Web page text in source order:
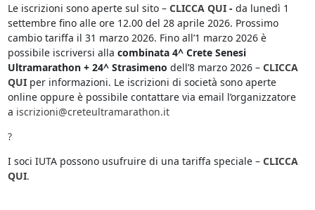
Le iscrizioni sono aperte sul sito – CLICCA QUI- da lunedì 1
settembre fino alle ore 12.00 del 28 aprile 2026. Prossimo
cambio tariffa il 31 marzo 2026. Fino all’1 marzo 2026 è
possibile iscriversi alla combinata 4^ Crete Senesi
Ultramarathon + 24^ Strasimeno dell’8 marzo 2026 – CLICCA
QUIper informazioni. Le iscrizioni di società sono aperte
online oppure è possibile contattare via email l’organizzatore
a iscrizioni@creteultramarathon.it
?
I soci IUTA possono usufruire di una tariffa speciale – CLICCA
QUI.